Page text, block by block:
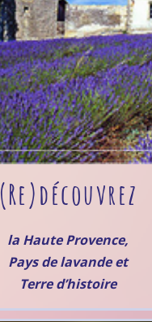
(Re)découvrez
la Haute Provence,
Pays de lavande et
Terre d’histoire